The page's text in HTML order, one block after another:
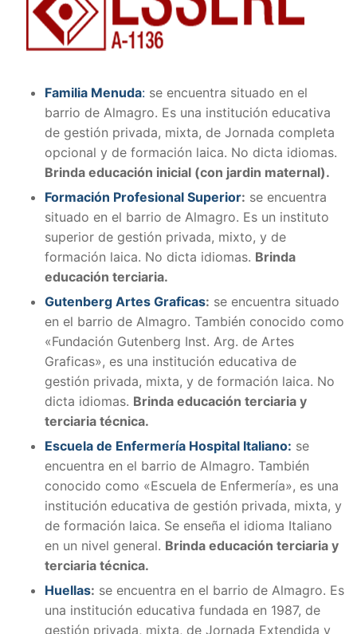
Familia Menuda: se encuentra situado en el
barrio de Almagro. Es una institución educativa
de gestión privada, mixta, de Jornada completa
opcional y de formación laica. No dicta idiomas.
Brinda educación inicial (con jardin maternal).
Formación Profesional Superior: se encuentra
situado en el barrio de Almagro. Es un instituto
superior de gestión privada, mixto, y de
formación laica. No dicta idiomas. Brinda
educación terciaria.
Gutenberg Artes Graficas: se encuentra situado
en el barrio de Almagro. También conocido como
«Fundación Gutenberg Inst. Arg. de Artes
Graficas», es una institución educativa de
gestión privada, mixta, y de formación laica. No
dicta idiomas. Brinda educación terciaria y
terciaria técnica.
Escuela de Enfermería Hospital Italiano: se
encuentra en el barrio de Almagro. También
conocido como «Escuela de Enfermería», es una
institución educativa de gestión privada, mixta, y
de formación laica. Se enseña el idioma Italiano
en un nivel general. Brinda educación terciaria y
terciaria técnica.
Huellas: se encuentra en el barrio de Almagro. Es
una institución educativa fundada en 1987, de
gestión privada, mixta, de Jornada Extendida y